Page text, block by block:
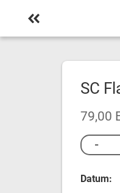
SC
79,00
Datum: